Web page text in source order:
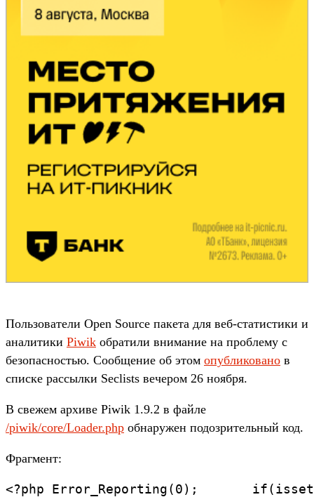
Пользователи Open Source пакета для веб-статистики и
аналитики Piwik обратили внимание на проблему с
безопасностью. Сообщение об этом опубликовано в
списке рассылки Seclists вечером 26 ноября.
В свежем архиве Piwik 1.9.2 в файле
/piwik/core/Loader.php обнаружен подозрительный код.
Фрагмент:
<?php Error_Reporting(0);